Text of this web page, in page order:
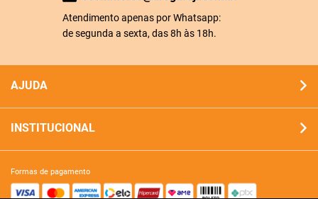
Atendimento apenas por Whatsapp:
de segunda a sexta, das 8h às 18h.
AJUDA
INSTITUCIONAL
formas de pagamento